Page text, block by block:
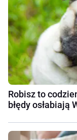
Robisz to
błędy osłabiają